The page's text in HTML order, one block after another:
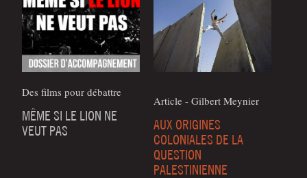
Des films pour débattre
MÊME SI LE LION NE
VEUT PAS
Article - Gil­bert Meynier
AUX ORIGINES
COLONIALES DE LA
QUESTION
PALESTINIENNE